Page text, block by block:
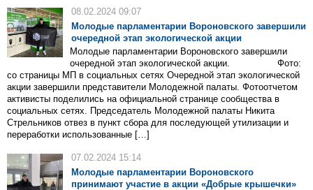
08.02.2024 09:07
Молодые парламентарии Вороновского завершили
очередной этап экологической акции
Молодые парламентарии Вороновского завершили
очередной этап экологической акции. Фото:
со страницы МП в социальных сетях Очередной этап экологической
акции завершили представители Молодежной палаты. Фотоотчетом
активисты поделились на официальной странице сообщества в
социальных сетях. Председатель Молодежной палаты Никита
Стрельников отвез в пункт сбора для последующей утилизации и
переработки использованные […]
07.02.2024 15:14
Молодые парламентарии Вороновского
принимают участие в акции «Добрые крышечки»